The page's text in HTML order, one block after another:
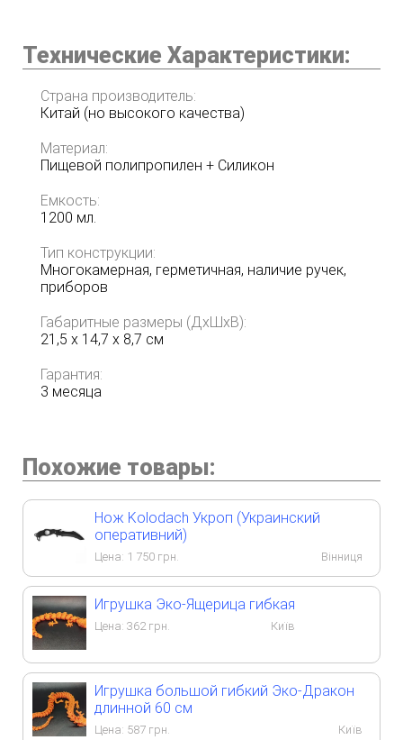
Технические Характеристики:
Страна производитель:
Китай (но высокого качества)
Материал:
Пищевой полипропилен + Силикон
Емкость:
1200 мл.
Тип конструкции:
Многокамерная, герметичная, наличие ручек,
приборов
Габаритные размеры (ДхШхВ):
21,5 x 14,7 x 8,7 см
Гарантия:
3 месяца
Похожие товары:
Нож Kolodach Укроп (Украинский
оперативний)
Цена: 1 750 грн. Вінниця
Игрушка Эко-Ящерица гибкая
Цена: 362грн. Київ
Игрушка большой гибкий Эко-Дракон
длинной 60 см
Цена: 587 грн. Київ